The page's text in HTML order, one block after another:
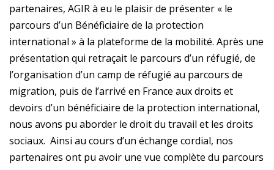
partenaires, AGIR à eu le plaisir de présenter « le
parcours d’un Bénéficiaire de la protection
international » à la plateforme de la mobilité. Après une
présentation qui retraçait le parcours d’un réfugié, de
l’organisation d’un camp de réfugié au parcours de
migration, puis de l’arrivé en France aux droits et
devoirs d’un bénéficiaire de la protection international,
nous avons pu aborder le droit du travail et les droits
sociaux. Ainsi au cours d’un échange cordial, nos
partenaires ont pu avoir une vue complète du parcours